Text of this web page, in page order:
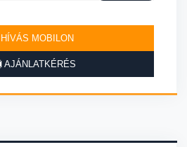
HÍVÁS MOBILON
AJÁNLATKÉRÉS